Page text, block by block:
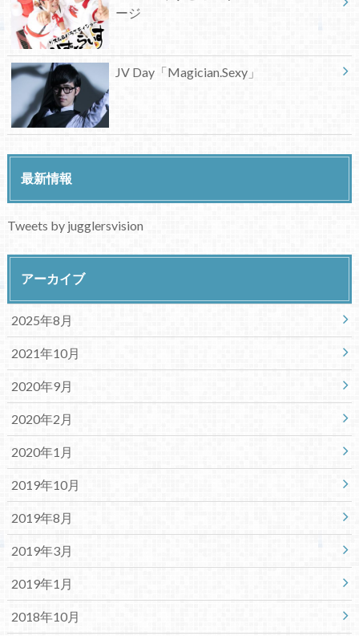
ージ
JV Day「Magician.Sexy」
最新情報
Tweets by jugglersvision
アーカイブ
2025年8月
2021年10月
2020年9月
2020年2月
2020年1月
2019年10月
2019年8月
2019年3月
2019年1月
2018年10月